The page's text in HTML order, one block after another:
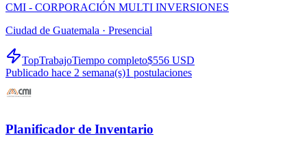
CMI - CORPORACIÓN MULTI INVERSIONES
Ciudad de Guatemala · Presencial
TopTrabajoTiempo completo$556 USD
Publicado hace 2 semana(s)1 postulaciones
Planificador de Inventario